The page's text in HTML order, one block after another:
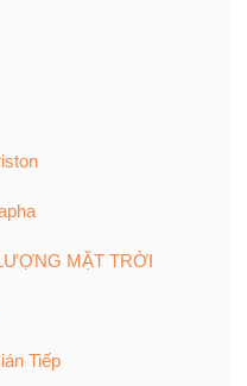
MẶT TRỜI
Tiếp